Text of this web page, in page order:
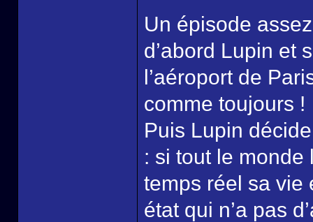
Un épisode
d’abord Lupin et
l’aéroport de
comme toujours !
Puis Lupin
: si tout le
temps réel sa vie
état qui n’a pas